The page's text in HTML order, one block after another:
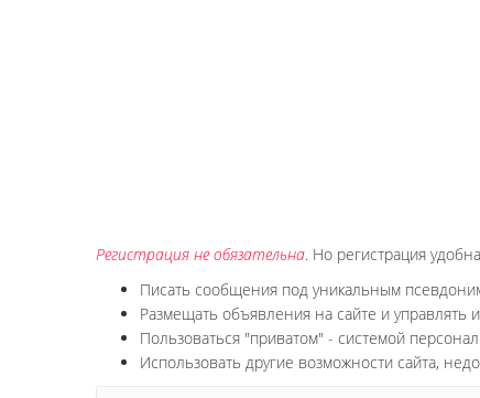
Регистрация не обязательна. Но регистрация
Писать сообщения под уникальным
Размещать объявления на сайте и управлять
Пользоваться "приватом" - системой
Использовать другие возможности сайта,